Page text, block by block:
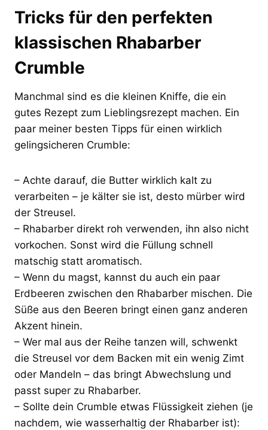
Tricks für den perfekten
klassischen Rhabarber
Crumble
Manchmal sind es die kleinen Kniffe, die ein
gutes Rezept zum Lieblingsrezept machen. Ein
paar meiner besten Tipps für einen wirklich
gelingsicheren Crumble:
– Achte darauf, die Butter wirklich kalt zu
verarbeiten – je kälter sie ist, desto mürber wird
der Streusel.
– Rhabarber direkt roh verwenden, ihn also nicht
vorkochen. Sonst wird die Füllung schnell
matschig statt aromatisch.
– Wenn du magst, kannst du auch ein paar
Erdbeeren zwischen den Rhabarber mischen. Die
Süße aus den Beeren bringt einen ganz anderen
Akzent hinein.
– Wer mal aus der Reihe tanzen will, schwenkt
die Streusel vor dem Backen mit ein wenig Zimt
oder Mandeln – das bringt Abwechslung und
passt super zu Rhabarber.
– Sollte dein Crumble etwas Flüssigkeit ziehen (je
nachdem, wie wasserhaltig der Rhabarber ist):